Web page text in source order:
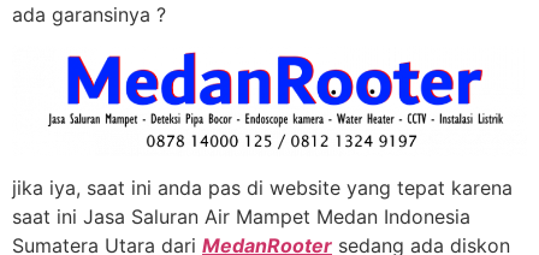
ada garansinya ?
jika iya, saat ini anda pas di website yang tepat karena
saat ini Jasa Saluran Air Mampet Medan Indonesia
Sumatera Utara dari MedanRooter sedang ada diskon